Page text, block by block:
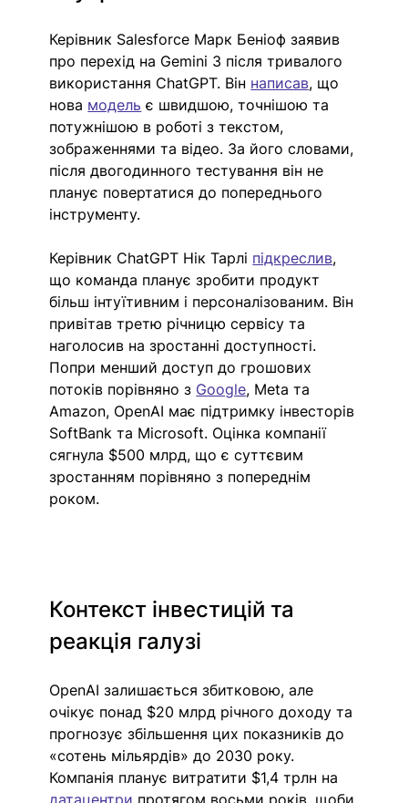
Керівник Salesforce Марк Беніоф заявив
про перехід на Gemini 3 після тривалого
використання ChatGPT. Він написав, що
нова модель є швидшою, точнішою та
потужнішою в роботі з текстом,
зображеннями та відео. За його словами,
після двогодинного тестування він не
планує повертатися до попереднього
інструменту.
Керівник ChatGPT Нік Тарлі підкреслив,
що команда планує зробити продукт
більш інтуїтивним і персоналізованим. Він
привітав третю річницю сервісу та
наголосив на зростанні доступності.
Попри менший доступ до грошових
потоків порівняно з Google, Meta та
Amazon, OpenAI має підтримку інвесторів
SoftBank та Microsoft. Оцінка компанії
сягнула $500 млрд, що є суттєвим
зростанням порівняно з попереднім
роком.
Контекст інвестицій та
реакція галузі
OpenAI залишається збитковою, але
очікує понад $20 млрд річного доходу та
прогнозує збільшення цих показників до
«сотень мільярдів» до 2030 року.
Компанія планує витратити $1,4 трлн на
датацентри протягом восьми років, щоби